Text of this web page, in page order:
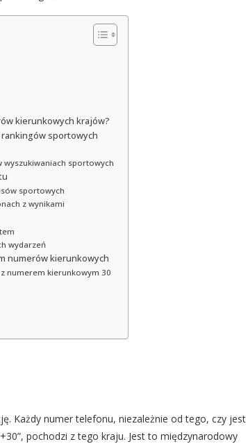
kierunkowych krajów?
sportowych
wyszukiwaniach sportowych
sportowych
z wynikami
wydarzeń
numerów kierunkowych
numerem kierunkowym 30
Każdy numer telefonu, niezależnie od tego, czy jest
pochodzi z tego kraju. Jest to międzynarodowy